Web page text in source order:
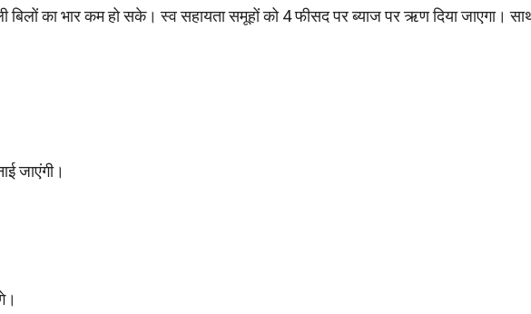
बिलों का भार कम हो सके। स्व सहायता समूहों को 4 फीसद पर ब्याज पर ऋण दिया जाएगा।
जाएंगी।